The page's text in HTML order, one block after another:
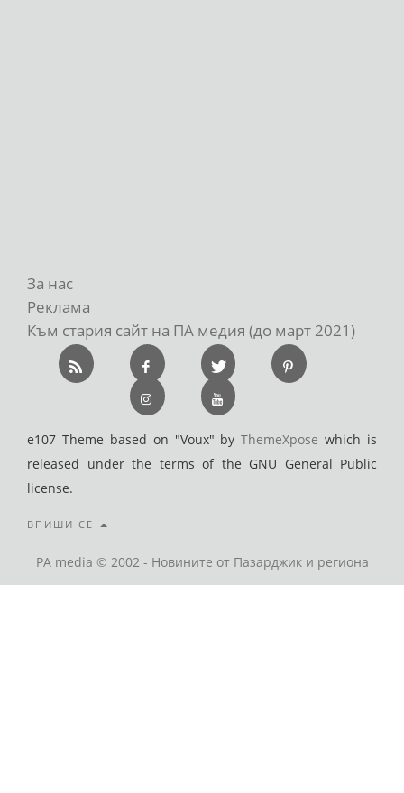
За нас
Реклама
Към стария сайт на ПА медия (до март 2021)
e107 Theme based on "Voux" byThemeXpose which is
released under the terms of the GNU General Public
license.
ВПИШИ СЕ
PA media © 2002 - Новините от Пазарджик и региона